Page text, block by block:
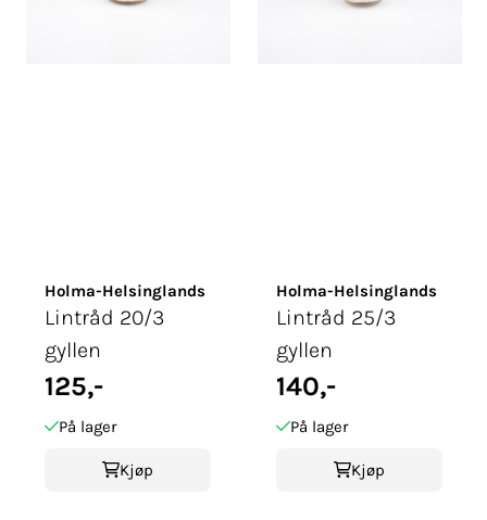
Holma-Helsinglands
Lintråd 20/3
gyllen
125,-
På lager
Kjøp
Holma-Helsinglands
Lintråd 25/3
gyllen
140,-
På lager
Kjøp